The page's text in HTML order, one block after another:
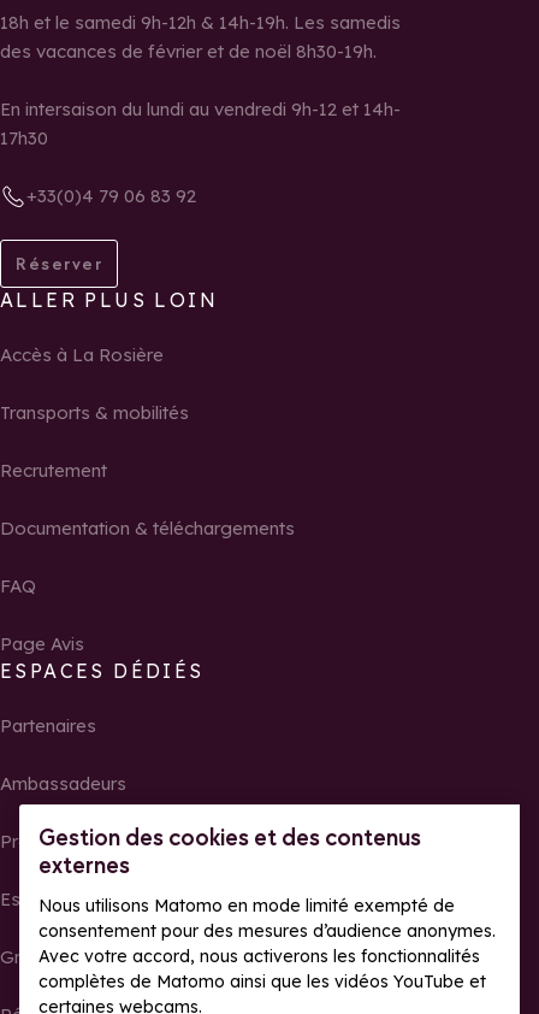
Gestion des cookies et des contenus
externes
Nous utilisons Matomo en mode limité exempté de
consentement pour des mesures d’audience anonymes.
Avec votre accord, nous activerons les fonctionnalités
complètes de Matomo ainsi que les vidéos YouTube et
certaines webcams.
18h et le samedi 9h-12h & 14h-19h. Les samedis
des vacances de février et de noël 8h30-19h.
En intersaison du lundi au vendredi 9h-12 et 14h-
17h30
+33(0)4 79 06 83 92
Réserver
ALLER PLUS LOIN
Accès à La Rosière
Transports & mobilités
Recrutement
Documentation & téléchargements
FAQ
Page Avis
ESPACES DÉDIÉS
Partenaires
Ambassadeurs
Propriétaires
Espace presse
Groupes, séminaires et tour operator